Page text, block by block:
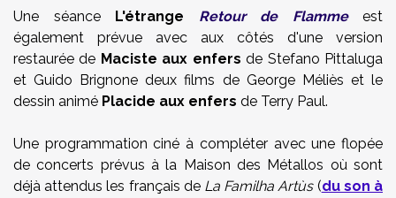
Une séance L'étrange Retour de Flammeest
également prévue avec aux côtés d'une version
restaurée de Maciste aux enfers de Stefano Pittaluga
et Guido Brignone deux films de George Méliès et le
dessin animé Placide aux enfers de Terry Paul.
Une programmation ciné à compléter avec une flopée
de concerts prévus à la Maison des Métallos où sont
déjà attendus les français de La Familha Artùs(du son à